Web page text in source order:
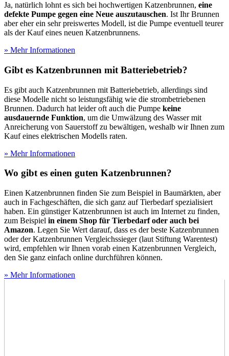
Ja, natürlich lohnt es sich bei hochwertigen Katzenbrunnen, eine
defekte Pumpe gegen eine Neue auszutauschen. Ist Ihr Brunnen
aber eher ein sehr preiswertes Modell, ist die Pumpe eventuell teurer
als der Kauf eines neuen Katzenbrunnens.
» Mehr Informationen
Gibt es Katzenbrunnen mit Batteriebetrieb?
Es gibt auch Katzenbrunnen mit Batteriebetrieb, allerdings sind
diese Modelle nicht so leistungsfähig wie die strombetriebenen
Brunnen. Dadurch hat leider oft auch die Pumpe keine
ausdauernde Funktion, um die Umwälzung des Wasser mit
Anreicherung von Sauerstoff zu bewältigen, weshalb wir Ihnen zum
Kauf eines elektrischen Modells raten.
» Mehr Informationen
Wo gibt es einen guten Katzenbrunnen?
Einen Katzenbrunnen finden Sie zum Beispiel in Baumärkten, aber
auch in Fachgeschäften, die sich ganz auf Tierbedarf spezialisiert
haben. Ein günstiger Katzenbrunnen ist auch im Internet zu finden,
zum Beispiel in einem Shop für Tierbedarf oder auch bei
Amazon. Legen Sie Wert darauf, dass es der beste Katzenbrunnen
oder der Katzenbrunnen Vergleichssieger (laut Stiftung Warentest)
wird, empfehlen wir Ihnen vorab einen Katzenbrunnen Vergleich,
den Sie ganz einfach online durchführen können.
» Mehr Informationen